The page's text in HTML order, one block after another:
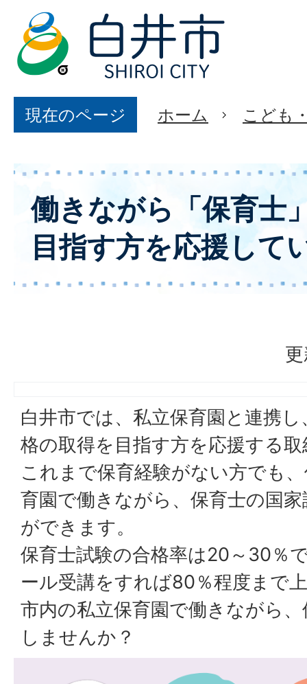
現在のページ ホーム こども
働きながら「保育士
目指す方を応援して
白井市では、私立保育園と連携
格の取得を目指す方を応援する
これまで保育経験がない方でも
育園で働きながら、保育士の国
ができます。
保育士試験の合格率は20～30％
ール受講をすれば80％程度まで
市内の私立保育園で働きながら
しませんか？